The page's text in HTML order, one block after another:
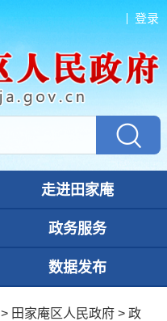
登录
走进田家庵
政务服务
数据发布
> 田家庵区人民政府 > 政